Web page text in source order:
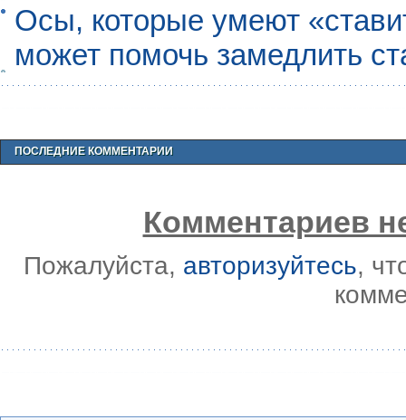
Осы, которые умеют
может помочь замедлить
ПОСЛЕДНИЕ КОММЕНТАРИИ
Комментариев
Пожалуйста, авторизуйтесь,